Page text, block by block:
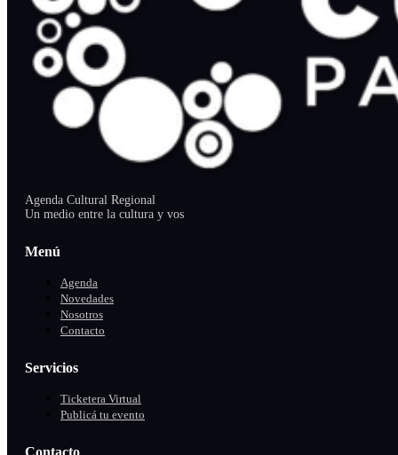
Agenda Cultural Regional
Un medio entre la cultura y vos
Menú
Agenda
Novedades
Nosotros
Contacto
Servicios
Ticketera Virtual
Publicá tu evento
Contacto